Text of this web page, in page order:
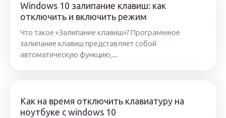
Windows 10 залипание клавиш: как
отключить и включить режим
Что такое «Залипание клавиш»? Программное
залипание клавиш представляет собой
автоматическую функцию,...
Как на время отключить клавиатуру на
ноутбуке с windows 10